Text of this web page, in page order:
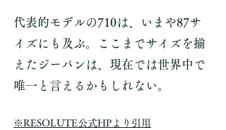
代表的モデルの710は、いまや87サ
イズにも及ぶ。ここまでサイズを揃
えたジーパンは、現在では世界中で
唯一と言えるかもしれない。
​※RESOLUTE公式HPより引用